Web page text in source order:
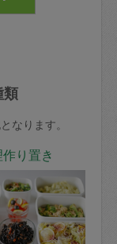
類
なります。
り置き